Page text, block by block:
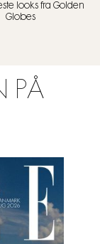
looks fra Golden
Globes
PÅ